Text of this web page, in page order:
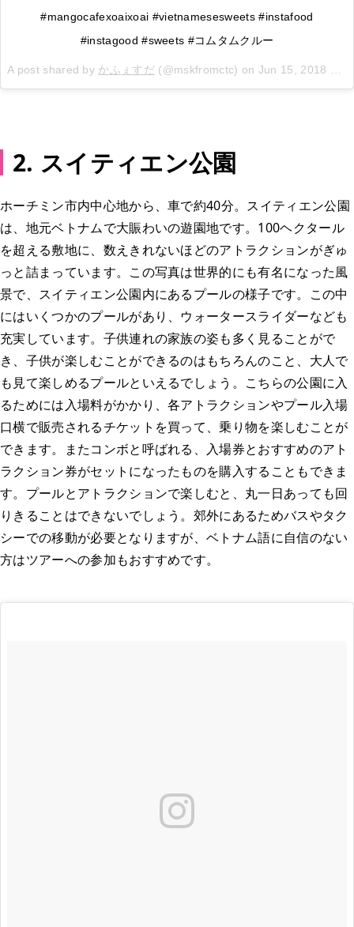
#mangocafexoaixoai #vietnamesesweets #instafood
#instagood #sweets #コムタムクルー
A post shared by かふぇすだ (@mskfromctc) on Jun 15, 2018 at 5:27am PDT
2. スイティエン公園
ホーチミン市内中心地から、車で約40分。スイティエン公園
は、地元ベトナムで大賑わいの遊園地です。100ヘクタール
を超える敷地に、数えきれないほどのアトラクションがぎゅ
っと詰まっています。この写真は世界的にも有名になった風
景で、スイティエン公園内にあるプールの様子です。この中
にはいくつかのプールがあり、ウォータースライダーなども
充実しています。子供連れの家族の姿も多く見ることがで
き、子供が楽しむことができるのはもちろんのこと、大人で
も見て楽しめるプールといえるでしょう。こちらの公園に入
るためには入場料がかかり、各アトラクションやプール入場
口横で販売されるチケットを買って、乗り物を楽しむことが
できます。またコンボと呼ばれる、入場券とおすすめのアト
ラクション券がセットになったものを購入することもできま
す。プールとアトラクションで楽しむと、丸一日あっても回
りきることはできないでしょう。郊外にあるためバスやタク
シーでの移動が必要となりますが、ベトナム語に自信のない
方はツアーへの参加もおすすめです。